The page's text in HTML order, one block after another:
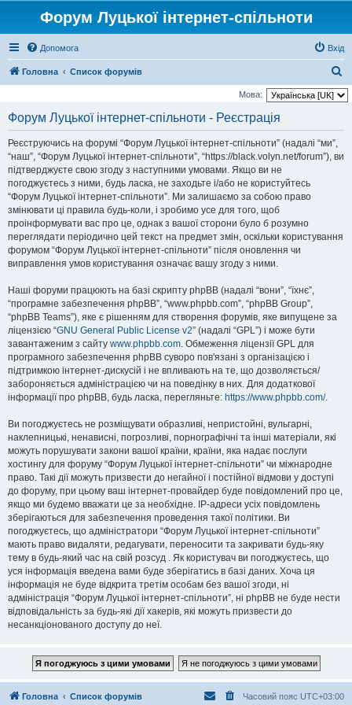
Форум Луцької інтернет-спільноти
Допомога Вхід
Головна Список форумів
о
Мова:
Форум Луцької інтернет-спільноти - Реєстрація
Реєструючись на форумі “Форум Луцької інтернет-спільноти” (надалі “ми”,
“наш”, “Форум Луцької інтернет-спільноти”, “https://black.volyn.net/forum”), ви
підтверджуєте свою згоду з наступними умовами. Якщо ви не
погоджуєтесь з ними, будь ласка, не заходьте і/або не користуйтесь
“Форум Луцької інтернет-спільноти”. Ми залишаємо за собою право
змінювати ці правила будь-коли, і зробимо усе для того, щоб
проінформувати вас про це, однак з вашої сторони було б розумно
переглядати періодично цей текст на предмет змін, оскільки користування
форумом “Форум Луцької інтернет-спільноти” після оновлення чи
виправлення умов користування означає вашу згоду з ними.
Наші форуми працюють на базі скрипту phpBB (надалі “вони”, “їхнє”,
“програмне забезпечення phpBB”, “www.phpbb.com”, “phpBB Group”,
“phpBB Teams”), яке є рішенням для створення форумів, яке випущене за
ліцензією “GNU General Public License v2” (надалі “GPL”) і може бути
завантаженим з сайту www.phpbb.com. Обмеження ліцензії GPL для
програмного забезпечення phpBB суворо пов'язані з організацією і
підтримкою інтернет-дискусій і не впливають на те, що дозволяється/
забороняється адміністрацією чи на поведінку в них. Для додаткової
інформації про phpBB, будь ласка, перегляньте: https://www.phpbb.com/.
Ви погоджуєтесь не розміщувати образливі, непристойні, вульгарні,
наклепницькі, ненависні, погрозливі, порнографічні та інші матеріали, які
можуть порушувати закони вашої країни, країни, яка надає послуги
хостингу для форуму “Форум Луцької інтернет-спільноти” чи міжнародне
право. Такі дії можуть призвести до негайної і постійної відмови у доступі
до форуму, при цьому ваш інтернет-провайдер буде повідомлений про це,
якщо ми будемо вважати це за необхідне. IP-адреси усіх повідомлень
зберігаються для забезпечення проведення такої політики. Ви
погоджуєтесь, що адміністратори “Форум Луцької інтернет-спільноти”
мають право видаляти, редагувати, переносити та закривати будь-яку
тему в будь-який час на свій розсуд . Як користувач ви погоджуєтесь, що
уся інформація введена вами буде зберігатись в базі даних. Хоча ця
інформація не буде відкрита третім особам без вашої згоди, ні
адміністрація “Форум Луцької інтернет-спільноти”, ні phpBB не буде нести
відповідальність за будь-які дії хакерів, які можуть призвести до
несанкціонованого доступу до неї.
Головна Список форумів Часовий пояс UTC+03:00